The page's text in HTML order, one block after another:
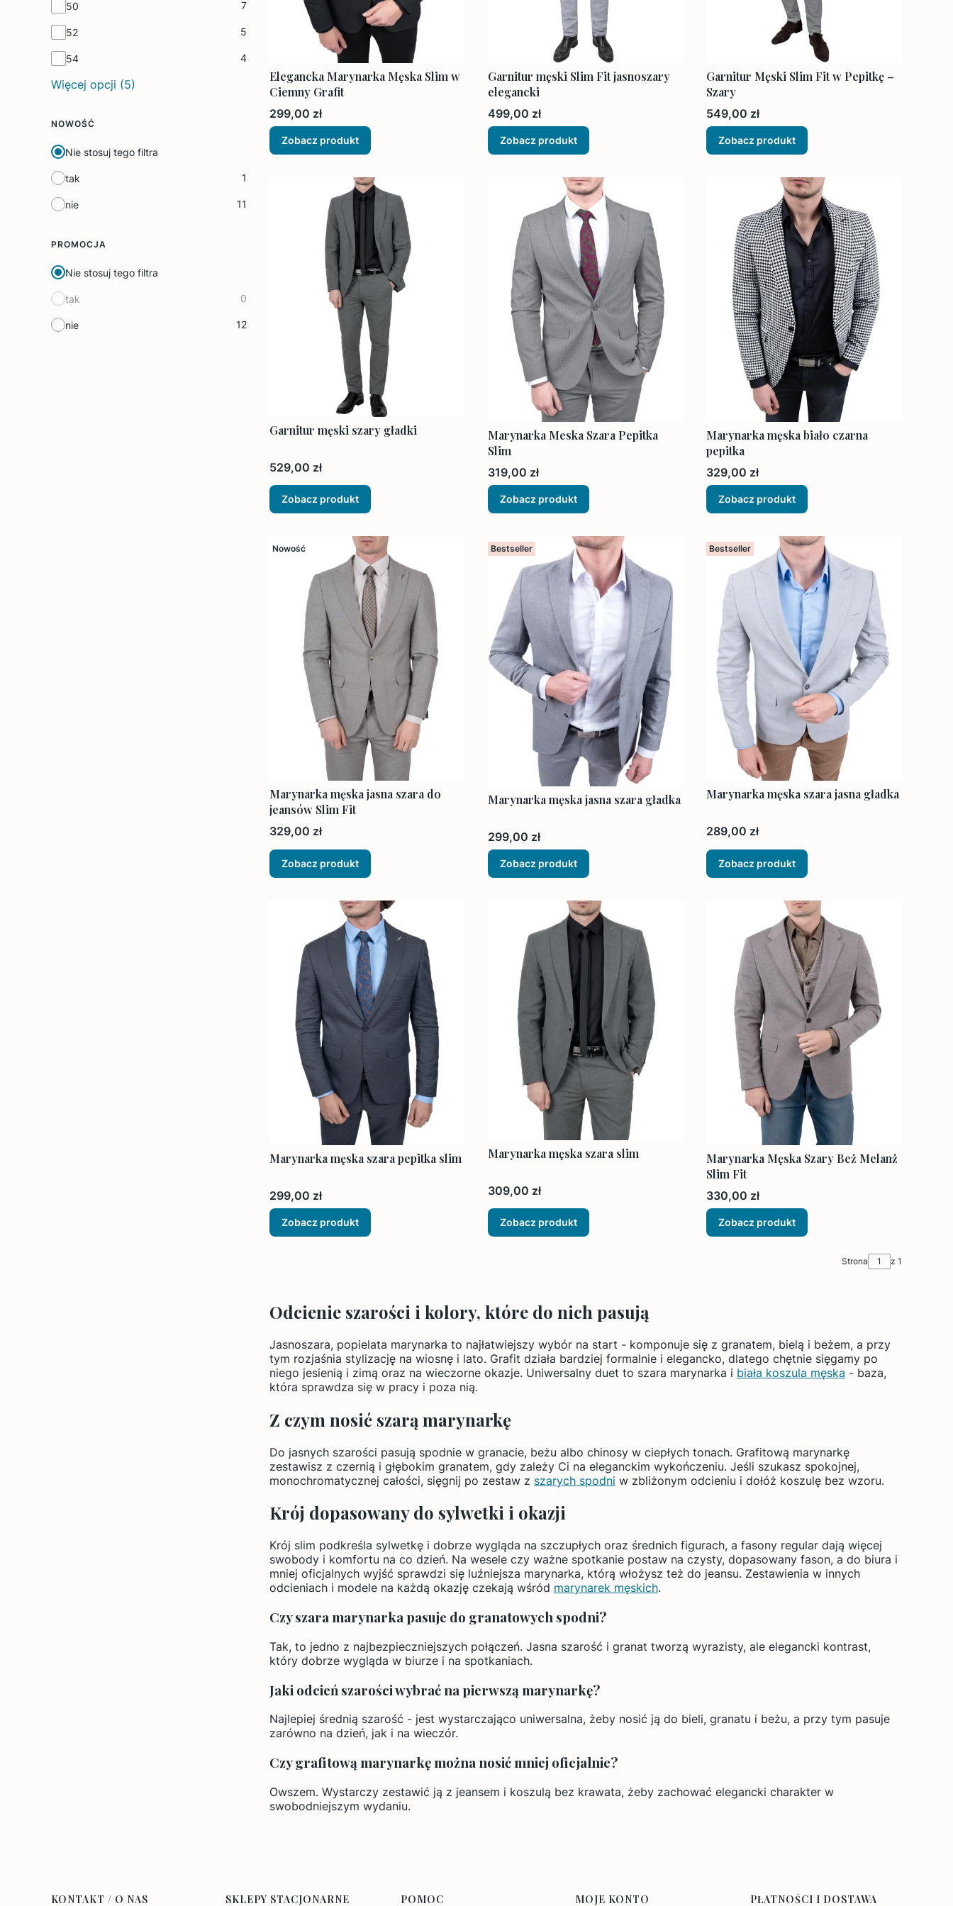
50 7
52 5
54 4
Więcej opcji (5)
NOWOŚĆ
Nie stosuj tego filtra
tak 1
nie 11
PROMOCJA
Nie stosuj tego filtra
tak 0
nie 12
Elegancka Marynarka Męska Slim w
Ciemny Grafit
Cena
299,00 zł
Zobacz produkt
Garnitur męski Slim Fit jasnoszary
elegancki
Cena
499,00 zł
Zobacz produkt
Garnitur Męski Slim Fit w Pepitkę –
Szary
Cena
549,00 zł
Zobacz produkt
Garnitur męski szary gładki
Cena
529,00 zł
Zobacz produkt
Marynarka Meska Szara Pepitka
Slim
Cena
319,00 zł
Zobacz produkt
Marynarka męska biało czarna
pepitka
Cena
329,00 zł
Zobacz produkt
Nowość
Marynarka męska jasna szara do
jeansów Slim Fit
Cena
329,00 zł
Zobacz produkt
Bestseller
Marynarka męska jasna szara gładka
Cena
299,00 zł
Zobacz produkt
Bestseller
Marynarka męska szara jasna gładka
Cena
289,00 zł
Zobacz produkt
Marynarka męska szara pepitka slim
Cena
299,00 zł
Zobacz produkt
Marynarka męska szara slim
Cena
309,00 zł
Zobacz produkt
Marynarka Męska Szary Beż Melanż
Slim Fit
Cena
330,00 zł
Zobacz produkt
Strona z 1
Odcienie szarości i kolory, które do nich pasują
Jasnoszara, popielata marynarka to najłatwiejszy wybór na start - komponuje się z granatem, bielą i beżem, a przy
tym rozjaśnia stylizację na wiosnę i lato. Grafit działa bardziej formalnie i elegancko, dlatego chętnie sięgamy po
niego jesienią i zimą oraz na wieczorne okazje. Uniwersalny duet to szara marynarka i biała koszula męska - baza,
która sprawdza się w pracy i poza nią.
Z czym nosić szarą marynarkę
Do jasnych szarości pasują spodnie w granacie, beżu albo chinosy w ciepłych tonach. Grafitową marynarkę
zestawisz z czernią i głębokim granatem, gdy zależy Ci na eleganckim wykończeniu. Jeśli szukasz spokojnej,
monochromatycznej całości, sięgnij po zestaw z szarych spodni w zbliżonym odcieniu i dołóż koszulę bez wzoru.
Krój dopasowany do sylwetki i okazji
Krój slim podkreśla sylwetkę i dobrze wygląda na szczupłych oraz średnich figurach, a fasony regular dają więcej
swobody i komfortu na co dzień. Na wesele czy ważne spotkanie postaw na czysty, dopasowany fason, a do biura i
mniej oficjalnych wyjść sprawdzi się luźniejsza marynarka, którą włożysz też do jeansu. Zestawienia w innych
odcieniach i modele na każdą okazję czekają wśród marynarek męskich.
Czy szara marynarka pasuje do granatowych spodni?
Tak, to jedno z najbezpieczniejszych połączeń. Jasna szarość i granat tworzą wyrazisty, ale elegancki kontrast,
który dobrze wygląda w biurze i na spotkaniach.
Jaki odcień szarości wybrać na pierwszą marynarkę?
Najlepiej średnią szarość - jest wystarczająco uniwersalna, żeby nosić ją do bieli, granatu i beżu, a przy tym pasuje
zarówno na dzień, jak i na wieczór.
Czy grafitową marynarkę można nosić mniej oficjalnie?
Owszem. Wystarczy zestawić ją z jeansem i koszulą bez krawata, żeby zachować elegancki charakter w
swobodniejszym wydaniu.
KONTAKT / O NAS SKLEPY STACJONARNE POMOC MOJE KONTO PŁATNOŚCI I DOSTAWA